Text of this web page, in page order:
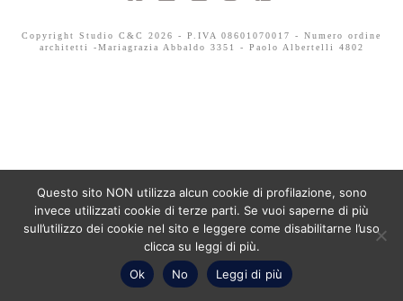
Copyright Studio C&C 2026 - P.IVA 08601070017 - Numero ordine
architetti -Mariagrazia Abbaldo 3351 - Paolo Albertelli 4802
Questo sito NON utilizza alcun cookie di profilazione, sono
invece utilizzati cookie di terze parti. Se vuoi saperne di più
sull’utilizzo dei cookie nel sito e leggere come disabilitarne l’uso
clicca su leggi di più.
Ok
No Leggi di più